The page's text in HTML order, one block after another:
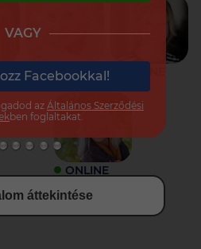
ONLINE
ONLINE
áttekintése
VAGY
Facebookkal!
az Általános Szerződési
ben foglaltakat.